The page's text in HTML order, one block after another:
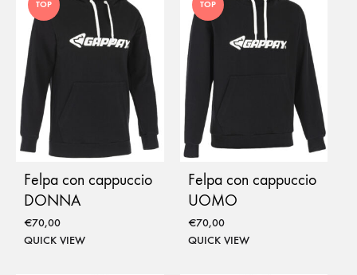
TOP
Felpa con cappuccio
DONNA
€70,00
QUICK VIEW
TOP
Felpa con cappuccio
UOMO
€70,00
QUICK VIEW